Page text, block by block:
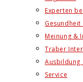
Experten
Meinung &
Traber
Ausbildung
Service